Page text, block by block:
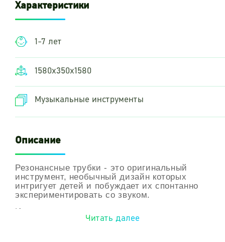
Характеристики
1-7 лет
1580х350х1580
Музыкальные инструменты
Описание
Резонансные трубки - это оригинальный
инструмент, необычный дизайн которых
интригует детей и побуждает их спонтанно
экспериментировать со звуком.
Игра состоит в том, что два человека
шепчут, поют или передают другие звуки с
Читать далее